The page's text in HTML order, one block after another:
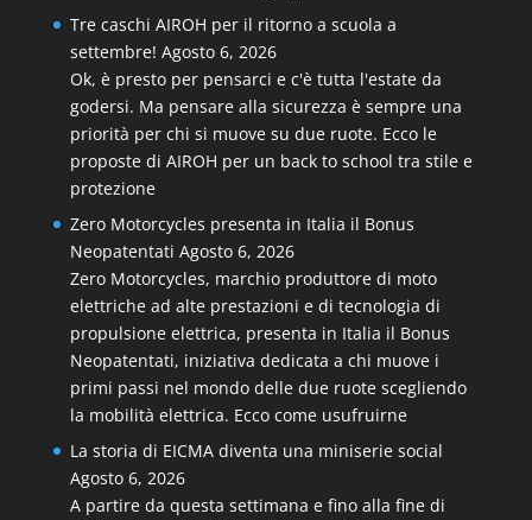
Tre caschi AIROH per il ritorno a scuola a
settembre! Agosto 6, 2026
Ok, è presto per pensarci e c'è tutta l'estate da
godersi. Ma pensare alla sicurezza è sempre una
priorità per chi si muove su due ruote. Ecco le
proposte di AIROH per un back to school tra stile e
protezione
Zero Motorcycles presenta in Italia il Bonus
Neopatentati Agosto 6, 2026
Zero Motorcycles, marchio produttore di moto
elettriche ad alte prestazioni e di tecnologia di
propulsione elettrica, presenta in Italia il Bonus
Neopatentati, iniziativa dedicata a chi muove i
primi passi nel mondo delle due ruote scegliendo
la mobilità elettrica. Ecco come usufruirne
La storia di EICMA diventa una miniserie social
Agosto 6, 2026
A partire da questa settimana e fino alla fine di